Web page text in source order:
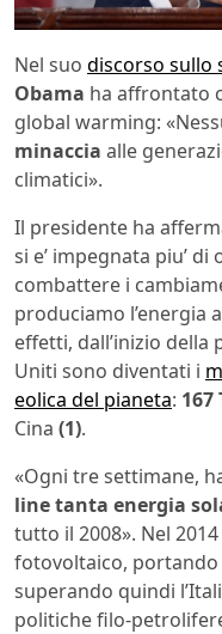
Nel suo discorso sullo
Obama ha affrontato
global warming:
minaccia alle
climatici».
Il presidente ha
si e’ impegnata piu’
combattere i
produciamo l’energia
effetti, dall’inizio della
Uniti sono diventati i
eolica del pianeta: 167
Cina (1).
«Ogni tre settimane,
line tanta energia
tutto il 2008». Nel
fotovoltaico,
superando quindi
politiche filo-